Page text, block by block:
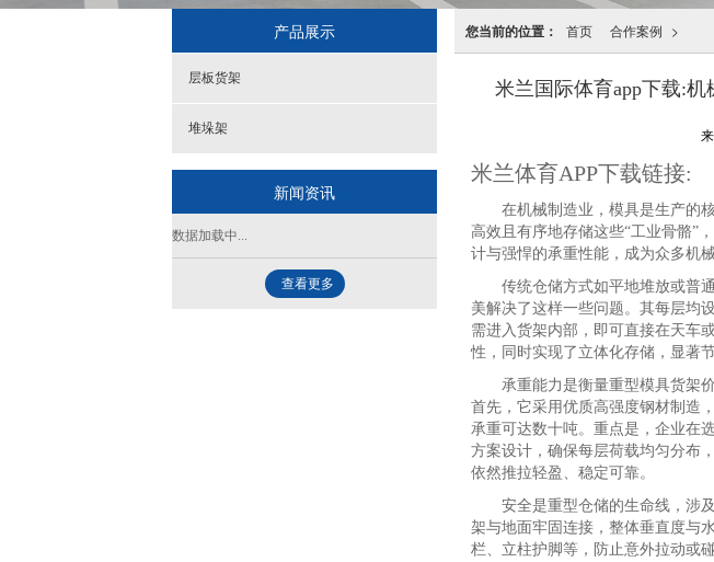
您当前的位置： 首页 >
合作案例
米兰国际体育app下载:
米兰体育APP下载链接:
在机械制造业，模具是生产的核
高效且有序地存储这些“工业骨骼”
计与强悍的承重性能，成为众多机
传统仓储方式如平地堆放或普通
美解决了这样一些问题。其每层均
需进入货架内部，即可直接在天车
性，同时实现了立体化存储，显著
承重能力是衡量重型模具货架价
首先，它采用优质高强度钢材制造
承重可达数十吨。重点是，企业在
方案设计，确保每层荷载均匀分布
依然推拉轻盈、稳定可靠。
安全是重型仓储的生命线，涉及
架与地面牢固连接，整体垂直度与
栏、立柱护脚等，防止意外拉动或
产品展示
层板货架
堆垛架
新闻资讯
数据加载中...
查看更多